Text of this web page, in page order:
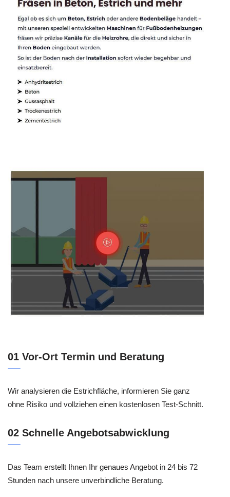
01 Vor-Ort Termin und Beratung
Wir analysieren die Estrichfläche, informieren Sie ganz
ohne Risiko und vollziehen einen kostenlosen Test-Schnitt.
02 Schnelle Angebotsabwicklung
Das Team erstellt Ihnen Ihr genaues Angebot in 24 bis 72
Stunden nach unsere unverbindliche Beratung.